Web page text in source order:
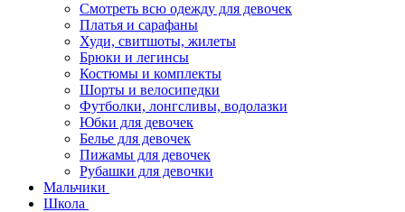
Смотреть всю одежду для девочек
Платья и сарафаны
Худи, свитшоты, жилеты
Брюки и легинсы
Костюмы и комплекты
Шорты и велосипедки
Футболки, лонгсливы, водолазки
Юбки для девочек
Белье для девочек
Пижамы для девочек
Рубашки для девочки
Мальчики
Школа